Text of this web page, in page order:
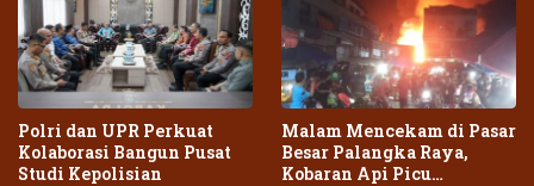
Polri dan UPR Perkuat
Kolaborasi Bangun Pusat
Studi Kepolisian
Malam Mencekam di Pasar
Besar Palangka Raya,
Kobaran Api Picu